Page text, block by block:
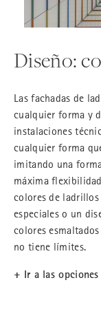
Diseño:
Las fachadas de
cualquier forma y
instalaciones
cualquier forma
imitando una
máxima
colores de ladrillos
especiales o un
colores
no tiene límites.
+ Ir a las